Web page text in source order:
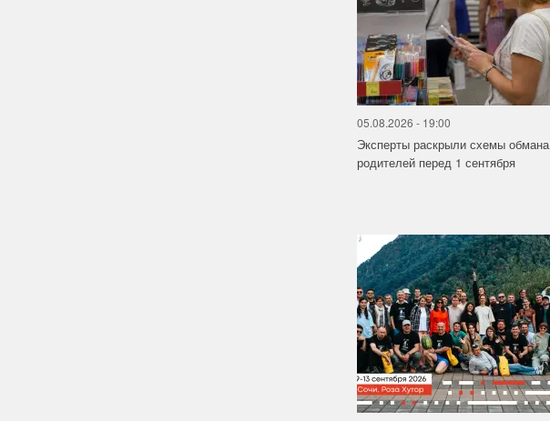
05.08.2026 - 19:00
Эксперты раскрыли схемы обмана
родителей перед 1 сентября